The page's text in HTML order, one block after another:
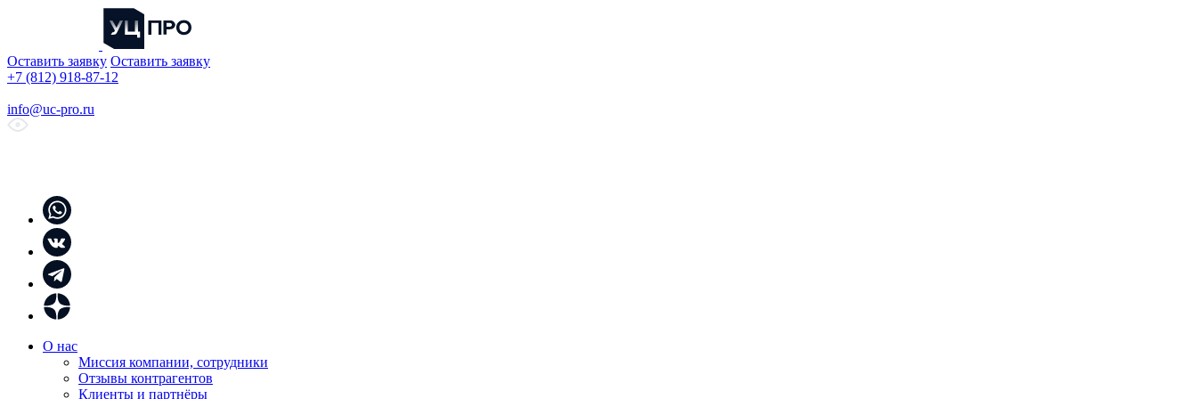
Оставить заявку Оставить заявку
+7 (812) 918-87-12
info@uc-pro.ru
О нас
Миссия компании, сотрудники
Отзывы контрагентов
Клиенты и партнёры